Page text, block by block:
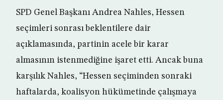
SPD Genel Başkanı Andrea Nahles, Hessen
seçimleri sonrası beklentilere dair
açıklamasında, partinin acele bir karar
almasının istenmediğine işaret etti. Ancak buna
karşılık Nahles, “Hessen seçiminden sonraki
haftalarda, koalisyon hükümetinde çalışmaya